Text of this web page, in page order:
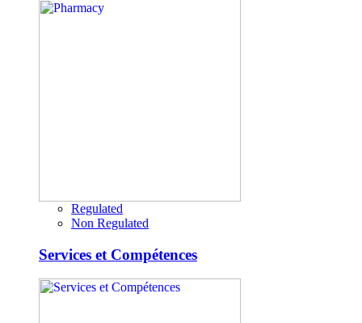
Regulated
Non Regulated
Services et Compétences